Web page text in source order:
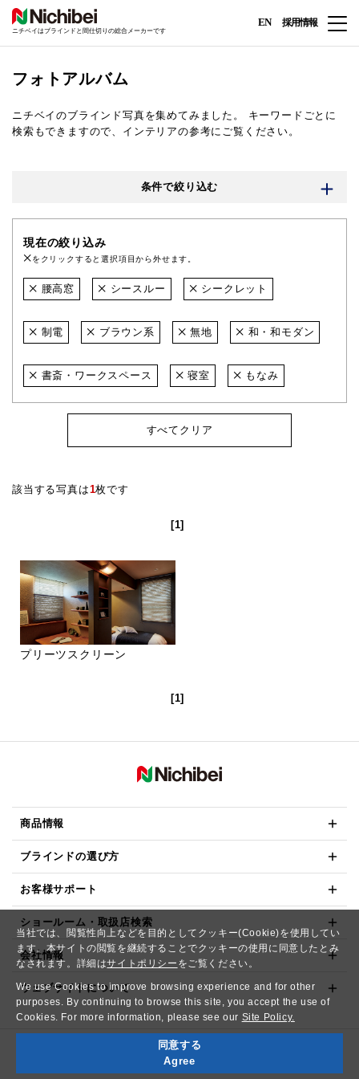
当社では、閲覧性向上などを目的としてクッキー(Cookie)を使用してい
ます。本サイトの閲覧を継続することでクッキーの使用に同意したとみ
なされます。詳細はサイトポリシー をご覧ください。
We use Cookies to improve browsing experience and for other
purposes. By continuing to browse this site, you accept the use of
Cookies. For more information, please see our Site Policy.
同意する
Agree
ニチベイはブラインドと間仕切りの総合メーカーです
EN 採用情報
フォトアルバム
ニチベイのブラインド写真を集めてみました。
キーワードごとに
検索もできますので、インテリアの参考にご覧ください。
条件で絞り込む
現在の絞り込み
をクリックすると選択項目から外せます。
腰高窓 シースルー シークレット
制電 ブラウン系 無地 和・和モダン
書斎・ワークスペース 寝室 もなみ
すべてクリア
該当する写真は1枚です
[1]
プリーツスクリーン
[1]
商品情報
ブラインドの選び方
お客様サポート
ショールーム・取扱店検索
会社情報
ウェブサイトについて
Copyright© NICHIBEI CO.,LTD. All Rights Reserved.